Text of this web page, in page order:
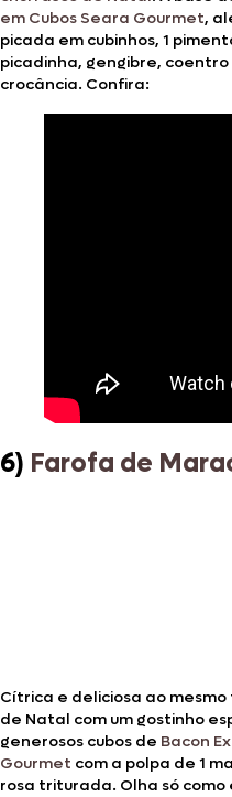
em Cubos Seara Gourmet,
picada em cubinhos, 1
picadinha, gengibre,
crocância. Confira:
6) Farofa de
Cítrica e deliciosa ao
de Natal com um gostinho
generosos cubos de Bacon
Gourmet com a polpa de 1
rosa triturada. Olha só como